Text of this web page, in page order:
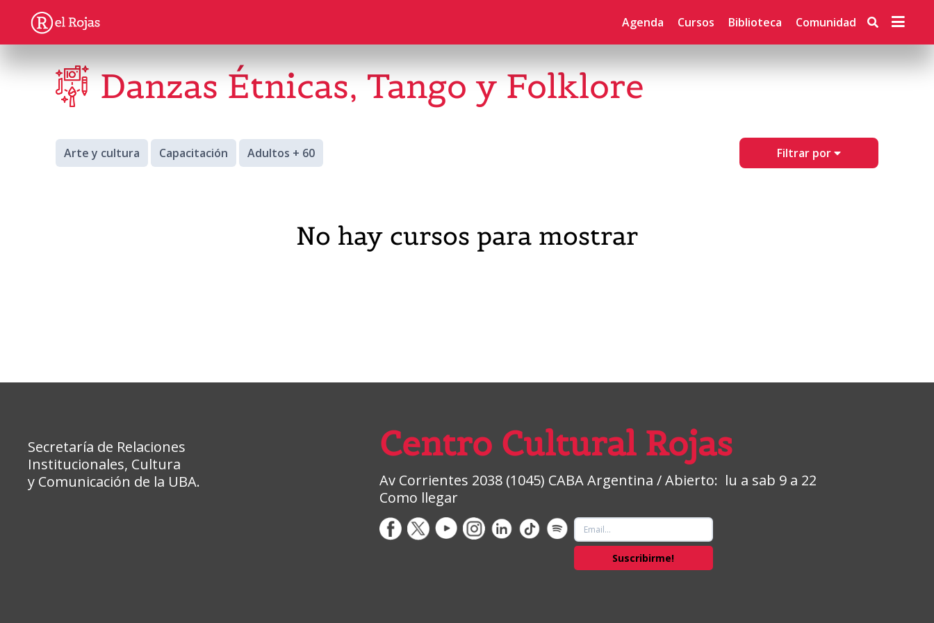
Agenda Cursos Biblioteca Comunidad
Danzas Étnicas, Tango y Folklore
Arte y cultura Capacitación Adultos + 60 Filtrar por
No hay cursos para mostrar
Secretaría de Relaciones
Institucionales, Cultura
y Comunicación de la UBA.
Centro Cultural Rojas
Av Corrientes 2038 (1045) CABA Argentina / Abierto: lu a sab 9 a 22
Como llegar